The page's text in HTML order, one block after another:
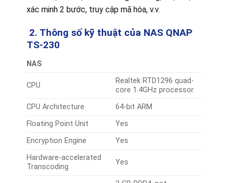
xác minh 2 bước, truy cập mã hóa, v.v.
2. Thông số kỹ thuật của NAS QNAP
TS-230
NAS
CPU
Realtek RTD1296 quad-
core 1.4GHz processor
CPU Architecture
64-bit ARM
Floating Point Unit
Yes
Encryption Engine
Yes
Hardware-accelerated
Transcoding
Yes